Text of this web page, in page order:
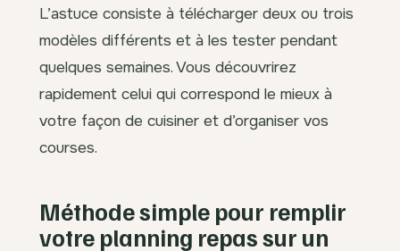
L’astuce consiste à télécharger deux ou trois
modèles différents et à les tester pendant
quelques semaines. Vous découvrirez
rapidement celui qui correspond le mieux à
votre façon de cuisiner et d’organiser vos
courses.
Méthode simple pour remplir
votre planning repas sur un